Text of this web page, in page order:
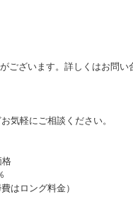
ございます。詳しくはお問い
気軽にご相談ください。
格
はロング料金）